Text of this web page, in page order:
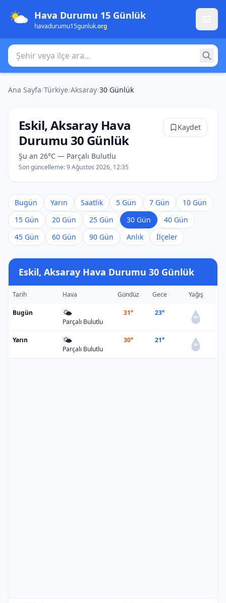
Hava Durumu 15 Günlük
havadurumu15gunluk.org
Şehir veya ilçe ara
Ana Sayfa/Türkiye/Aksaray/30 Günlük
Eskil, Aksaray Hava
Durumu 30 Günlük
Şu an 26°C — Parçalı Bulutlu
Son güncelleme:9 Ağustos 2026, 12:35
Kaydet
Bugün Yarın Saatlik 5 Gün 7 Gün
10 Gün
15 Gün
20 Gün 25 Gün 30 Gün
40 Gün
45 Gün
60 Gün 90 Gün Anlık İlçeler
Eskil, Aksaray Hava Durumu 30 Günlük
Tarih Hava Gündüz Gece Yağış
Bugün 🌤️
Parçalı Bulutlu
31° 23°
0%
Yarın 🌤️
Parçalı Bulutlu
30° 21°
0%